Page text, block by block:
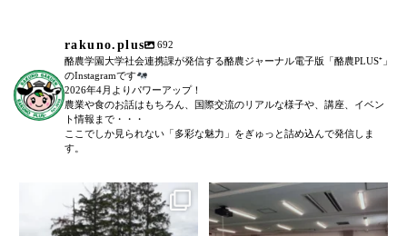
rakuno.plus
692
酪農学園大学社会連携課が発信する酪農ジャーナル電子版「酪農PLUS⁺」
のInstagramです
2026年4月よりパワーアップ！
農業や食のお話はもちろん、国際交流のリアルな様子や、講座、イベン
ト情報まで・・・
ここでしか見られない「多彩な魅力」をぎゅっと詰め込んで発信しま
す。
＼農場見学講座を開催しました！
／...
「後期募集開始！」
6月27日(土)に、全5回に渡る犬のし
つけ教室(前期)が終了いたしまし
た。...